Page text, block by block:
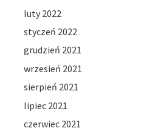
luty 2022
styczeń 2022
grudzień 2021
wrzesień 2021
sierpień 2021
lipiec 2021
czerwiec 2021